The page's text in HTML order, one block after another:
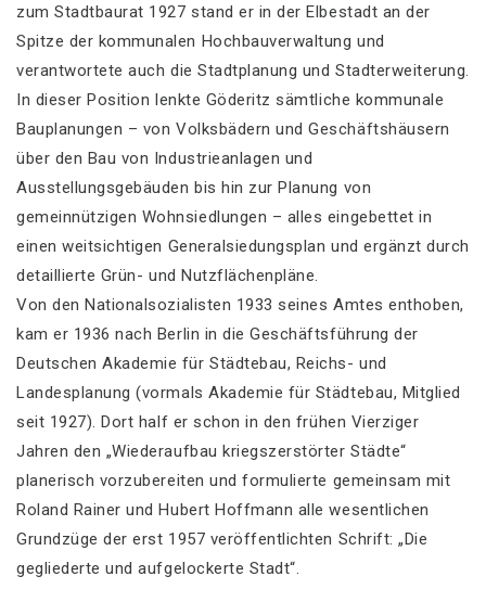
zum Stadtbaurat 1927 stand er in der Elbestadt an der
Spitze der kommunalen Hochbauverwaltung und
verantwortete auch die Stadtplanung und Stadterweiterung.
In dieser Position lenkte Göderitz sämtliche kommunale
Bauplanungen – von Volksbädern und Geschäftshäusern
über den Bau von Industrieanlagen und
Ausstellungsgebäuden bis hin zur Planung von
gemeinnützigen Wohnsiedlungen – alles eingebettet in
einen weitsichtigen Generalsiedungsplan und ergänzt durch
detaillierte Grün- und Nutzflächenpläne.
Von den Nationalsozialisten 1933 seines Amtes enthoben,
kam er 1936 nach Berlin in die Geschäftsführung der
Deutschen Akademie für Städtebau, Reichs- und
Landesplanung (vormals Akademie für Städtebau, Mitglied
seit 1927). Dort half er schon in den frühen Vierziger
Jahren den „Wiederaufbau kriegszerstörter Städte“
planerisch vorzubereiten und formulierte gemeinsam mit
Roland Rainer und Hubert Hoffmann alle wesentlichen
Grundzüge der erst 1957 veröffentlichten Schrift: „Die
gegliederte und aufgelockerte Stadt“.